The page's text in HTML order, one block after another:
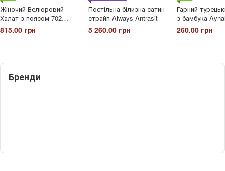
Жіночий Велюровий
Халат з поясом 702
Tomikо
815.00 грн
Постільна білизна сатин
страйп Always Antrasit
5 260.00 грн
Гарний
з бамбука
260.00 грн
Бренди